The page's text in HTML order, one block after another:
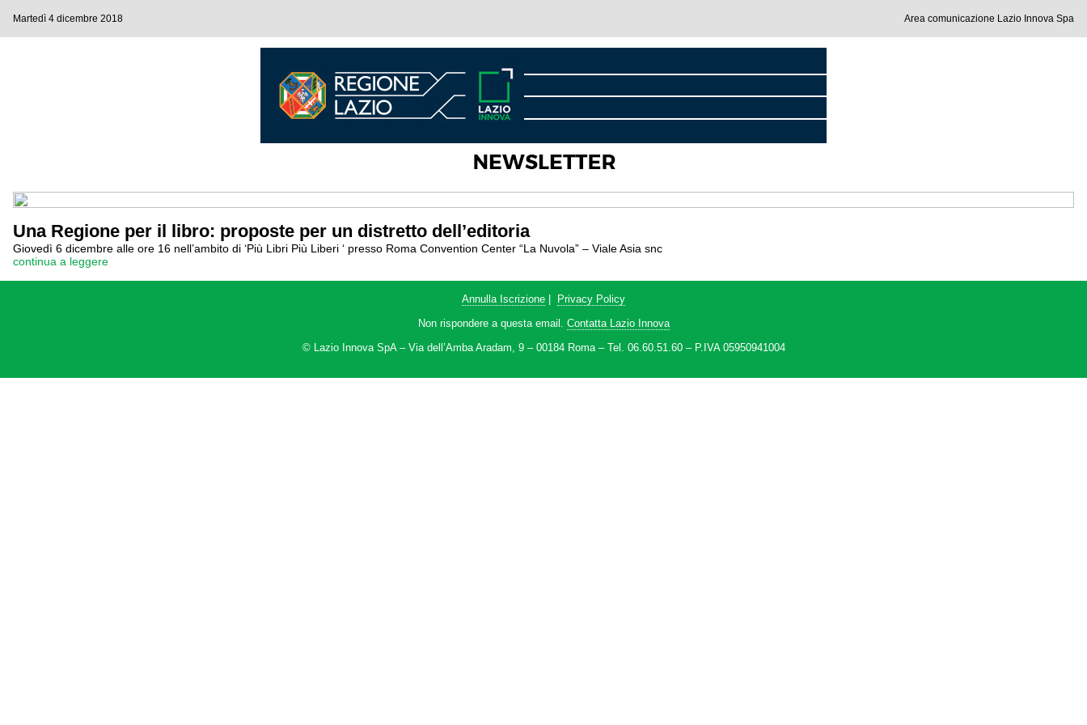
Martedì 4 dicembre 2018 Area comunicazione Lazio Innova Spa
Una Regione per il libro: proposte per un distretto dell’editoria
Giovedì 6 dicembre alle ore 16 nell’ambito di ‘Più Libri Più Liberi ‘ presso Roma Convention Center “La Nuvola” – Viale Asia snc
continua a leggere
Annulla Iscrizione
Privacy Policy
Non rispondere a questa email. Contatta Lazio Innova
© Lazio Innova SpA – Via dell’Amba Aradam, 9 – 00184 Roma – Tel. 06.60.51.60 – P.IVA 05950941004